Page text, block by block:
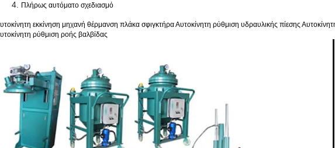
Πλήρως αυτόματο σχεδιασμό
εκκίνηση μηχανή θέρμανση πλάκα σφιγκτήρα Αυτοκίνητη ρύθμιση υδραυλικής πίεσης
ρύθμιση ροής βαλβίδας